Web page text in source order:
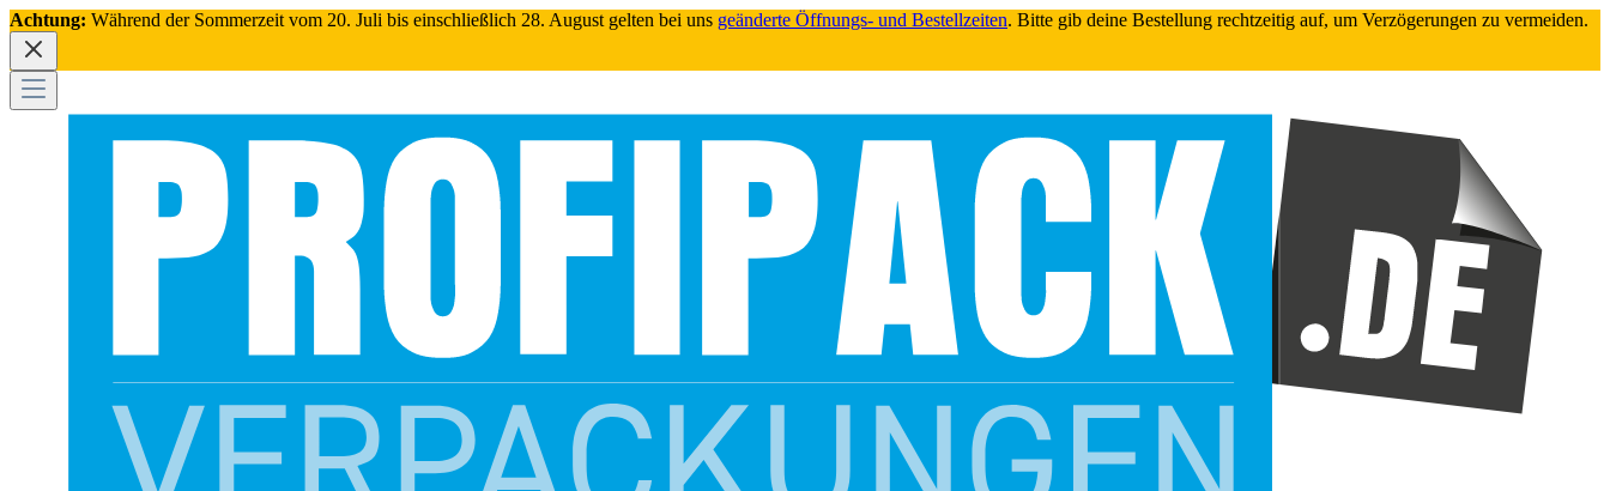
Achtung: Während der Sommerzeit vom 20. Juli bis einschließlich 28. August gelten bei uns geänderte Öffnungs- und Bestellzeiten. Bitte gib deine Bestellung rechtzeitig auf, um Verzögerungen zu vermeiden.